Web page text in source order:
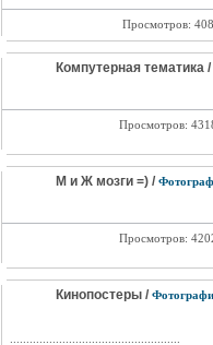
Просмотров:
Компутерная тематика /
Просмотров:
М и Ж мозги =) /
Просмотров:
Кинопостеры /